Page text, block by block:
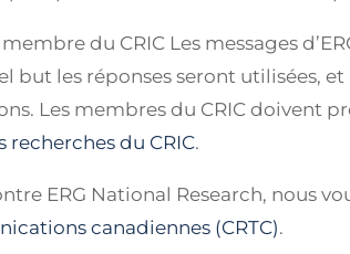
membre du CRIC Les messages
but les réponses seront utilisées,
Les membres du CRIC doivent
recherches du CRIC.
ERG National Research, nous
canadiennes (CRTC).